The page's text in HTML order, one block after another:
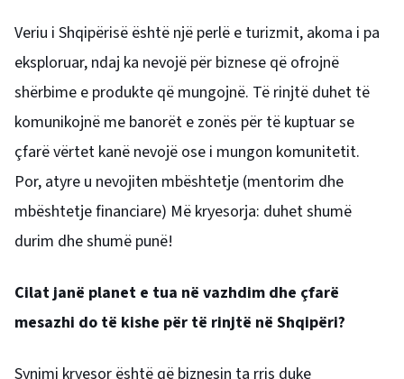
Veriu i Shqipërisë është një perlë e turizmit, akoma i pa
eksploruar, ndaj ka nevojë për biznese që ofrojnë
shërbime e produkte që mungojnë. Të rinjtë duhet të
komunikojnë me banorët e zonës për të kuptuar se
çfarë vërtet kanë nevojë ose i mungon komunitetit.
Por, atyre u nevojiten mbështetje (mentorim dhe
mbështetje financiare) Më kryesorja: duhet shumë
durim dhe shumë punë!
Cilat janë planet e tua në vazhdim dhe çfarë
mesazhi do të kishe për të rinjtë në Shqipëri?
Synimi kryesor është që biznesin ta rris duke